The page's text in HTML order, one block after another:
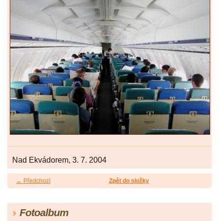
Nad Ekvádorem, 3. 7. 2004
← Předchozí Zpět do složky
Fotoalbum